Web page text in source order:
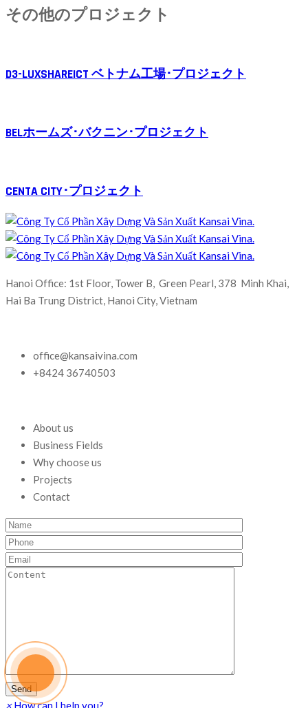
その他のプロジェクト
D3-LUXSHAREICT ベトナム工場･プロジェクト
BELホームズ･バクニン･プロジェクト
CENTA CITY･プロジェクト
Hanoi Office: 1st Floor, Tower B, Green Pearl, 378 Minh Khai,
Hai Ba Trung District, Hanoi City, Vietnam
office@kansaivina.com
+8424 36740503
About us
Business Fields
Why choose us
Projects
Contact
× How can I help you?